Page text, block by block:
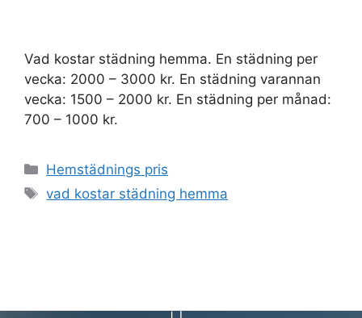
Vad kostar städning hemma. En städning per
vecka: 2000 – 3000 kr. En städning varannan
vecka: 1500 – 2000 kr. En städning per månad:
700 – 1000 kr.
Kategorier
Hemstädnings pris
Etiketter
vad kostar städning hemma